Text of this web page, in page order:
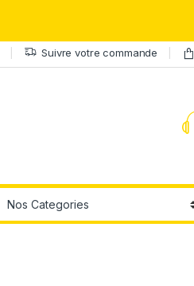
Suivre votre commande